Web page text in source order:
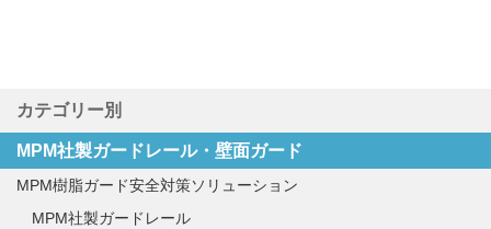
カテゴリー別
MPM社製ガードレール・壁面ガード
MPM樹脂ガード安全対策ソリューション
MPM社製ガードレール